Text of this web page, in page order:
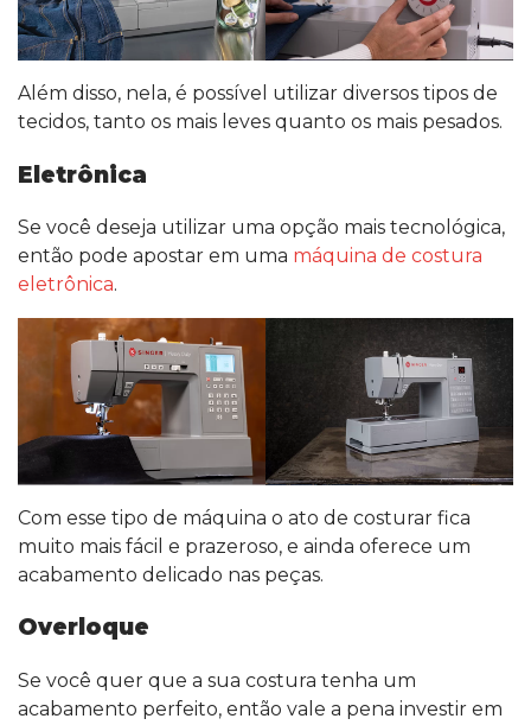
Além disso, nela, é possível utilizar diversos tipos de
tecidos, tanto os mais leves quanto os mais pesados.
Eletrônica
Se você deseja utilizar uma opção mais tecnológica,
então pode apostar em uma máquina de costura
eletrônica.
Com esse tipo de máquina o ato de costurar fica
muito mais fácil e prazeroso, e ainda oferece um
acabamento delicado nas peças.
Overloque
Se você quer que a sua costura tenha um
acabamento perfeito, então vale a pena investir em